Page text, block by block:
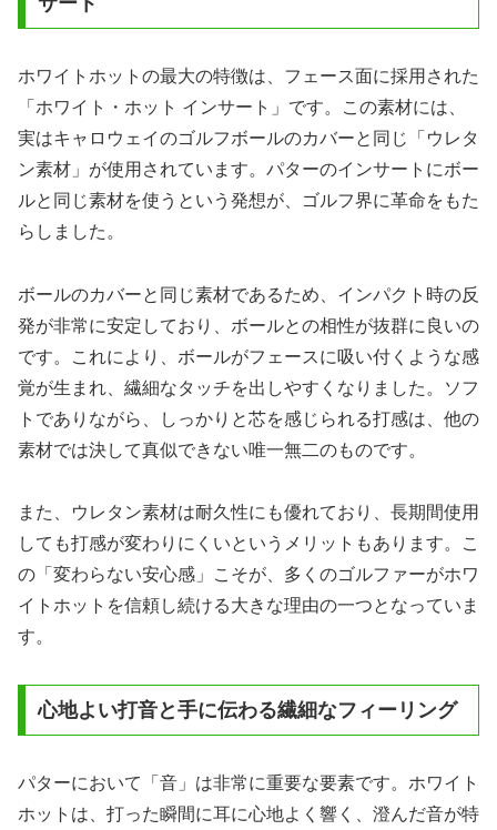
ホワイトホットの最大の特徴は、フェース面に採用された
「ホワイト・ホット インサート」です。この素材には、
実はキャロウェイのゴルフボールのカバーと同じ「ウレタ
ン素材」が使用されています。パターのインサートにボー
ルと同じ素材を使うという発想が、ゴルフ界に革命をもた
らしました。
ボールのカバーと同じ素材であるため、インパクト時の反
発が非常に安定しており、ボールとの相性が抜群に良いの
です。これにより、ボールがフェースに吸い付くような感
覚が生まれ、繊細なタッチを出しやすくなりました。ソフ
トでありながら、しっかりと芯を感じられる打感は、他の
素材では決して真似できない唯一無二のものです。
また、ウレタン素材は耐久性にも優れており、長期間使用
しても打感が変わりにくいというメリットもあります。こ
の「変わらない安心感」こそが、多くのゴルファーがホワ
イトホットを信頼し続ける大きな理由の一つとなっていま
す。
心地よい打音と手に伝わる繊細なフィーリング
パターにおいて「音」は非常に重要な要素です。ホワイト
ホットは、打った瞬間に耳に心地よく響く、澄んだ音が特